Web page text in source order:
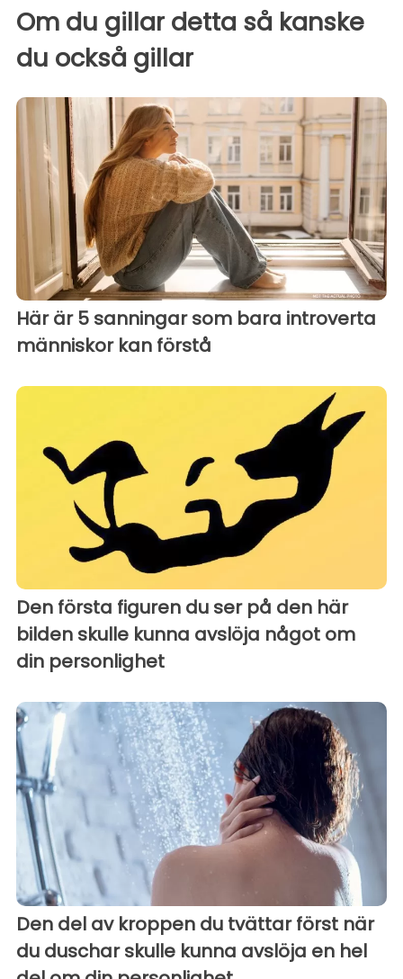
Om du gillar detta så kanske
du också gillar
Här är 5 sanningar som bara introverta
människor kan förstå
Den första figuren du ser på den här
bilden skulle kunna avslöja något om
din personlighet
Den del av kroppen du tvättar först när
du duschar skulle kunna avslöja en hel